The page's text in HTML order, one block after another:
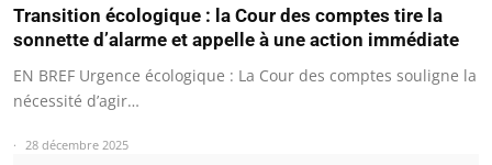
Transition écologique : la Cour des comptes tire la
sonnette d’alarme et appelle à une action immédiate
EN BREF Urgence écologique : La Cour des comptes souligne la
nécessité d’agir…
28 décembre 2025